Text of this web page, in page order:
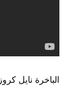
الباخرة نايل كروز VIP نجوم Nile Cruise